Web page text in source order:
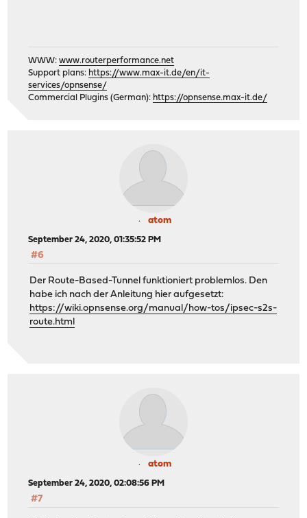
WWW:www.routerperformance.net
Support plans: https://www.max-it.de/en/it-
services/opnsense/
Commercial Plugins (German): https://opnsense.max-it.de/
atom
September 24, 2020, 01:35:52 PM
#6
Der Route-Based-Tunnel funktioniert problemlos. Den
habe ich nach der Anleitung hier aufgesetzt:
https://wiki.opnsense.org/manual/how-tos/ipsec-s2s-
route.html
atom
September 24, 2020, 02:08:56 PM
#7